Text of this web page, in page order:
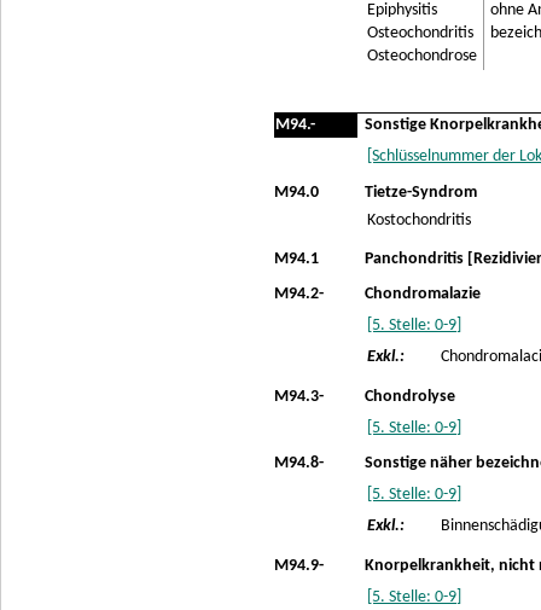
Epiphysitis
Osteochondritis
Osteochondrose
ohne
M94.-
Sonstige
[Schlüsselnummer der
M94.0
Tietze-Syndrom
Kostochondritis
M94.1
Panchondritis
M94.2-
Chondromalazie
[5. Stelle: 0-9]
Exkl.:
M94.3-
Chondrolyse
[5. Stelle: 0-9]
M94.8-
Sonstige näher
[5. Stelle: 0-9]
Exkl.:
M94.9-
Knorpelkrankheit, nicht
[5. Stelle: 0-9]